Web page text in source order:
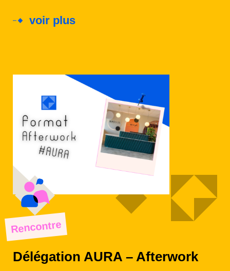
voir plus
Rencontre
Délégation AURA – Afterwork